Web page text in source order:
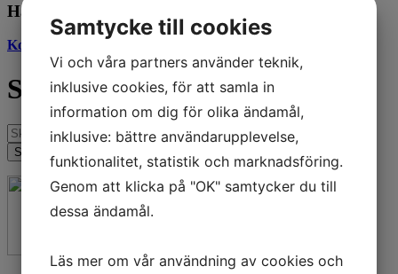
Har du frågor?
Kontakta oss
Sök
Samtycke till cookies
Vi och våra partners använder teknik,
inklusive cookies, för att samla in
information om dig för olika ändamål,
inklusive: bättre användarupplevelse,
funktionalitet, statistik och marknadsföring.
Genom att klicka på "OK" samtycker du till
dessa ändamål.
Läs mer om vår användning av cookies och